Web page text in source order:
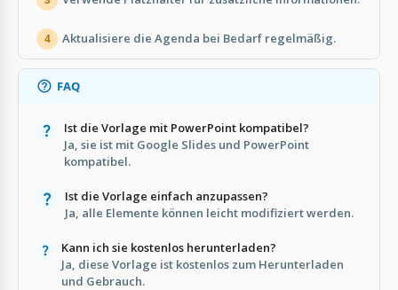
4 Aktualisiere die Agenda bei Bedarf regelmäßig.
FAQ
Ist die Vorlage mit PowerPoint kompatibel?
Ja, sie ist mit Google Slides und PowerPoint
kompatibel.
Ist die Vorlage einfach anzupassen?
Ja, alle Elemente können leicht modifiziert werden.
Kann ich sie kostenlos herunterladen?
Ja, diese Vorlage ist kostenlos zum Herunterladen
und Gebrauch.